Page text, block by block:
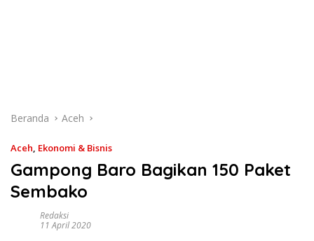
Beranda Aceh
Aceh, Ekonomi & Bisnis
Gampong Baro Bagikan 150 Paket
Sembako
Redaksi
11 April 2020